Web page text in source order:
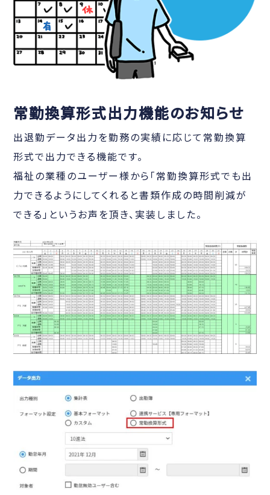
常勤換算形式出力機能のお知らせ
出退勤データ出力を勤務の実績に応じて常勤換算
形式で出力できる機能です。
福祉の業種のユーザー様から「常勤換算形式でも出
力できるようにしてくれると書類作成の時間削減が
できる」というお声を頂き、実装しました。